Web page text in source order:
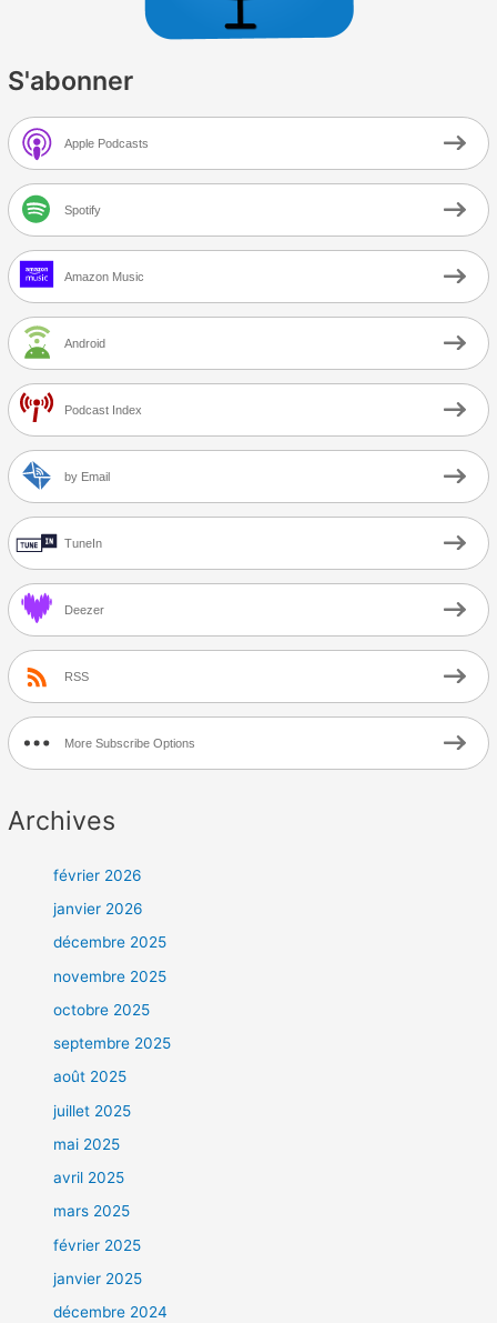
S'abonner
Apple Podcasts
Spotify
Amazon Music
Android
Podcast Index
by Email
TuneIn
Deezer
RSS
More Subscribe Options
Archives
février 2026
janvier 2026
décembre 2025
novembre 2025
octobre 2025
septembre 2025
août 2025
juillet 2025
mai 2025
avril 2025
mars 2025
février 2025
janvier 2025
décembre 2024